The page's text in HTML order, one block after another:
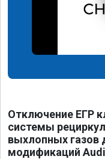
Отключение ЕГР
системы
выхлопных газов
модификаций